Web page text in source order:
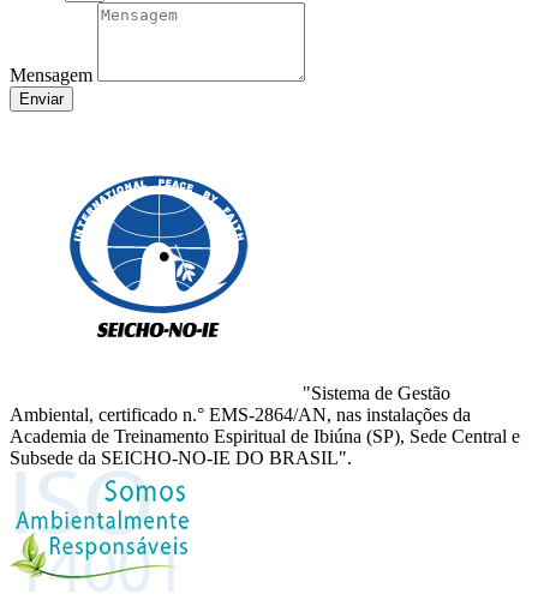
Mensagem
Enviar
"Sistema de Gestão
Ambiental, certificado n.° EMS-2864/AN, nas instalações da
Academia de Treinamento Espiritual de Ibiúna (SP), Sede Central e
Subsede da SEICHO-NO-IE DO BRASIL".